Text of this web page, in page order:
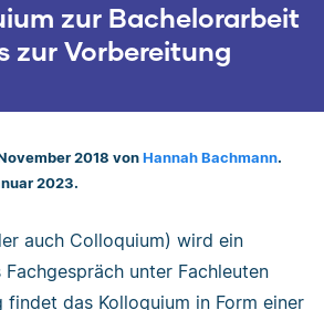
zur Bachelorarbeit
zur Vorbereitung
2018 von Hannah Bachmann.
2023.
auch Colloquium) wird ein
unter Fachleuten
findet das Kolloquium in Form einer